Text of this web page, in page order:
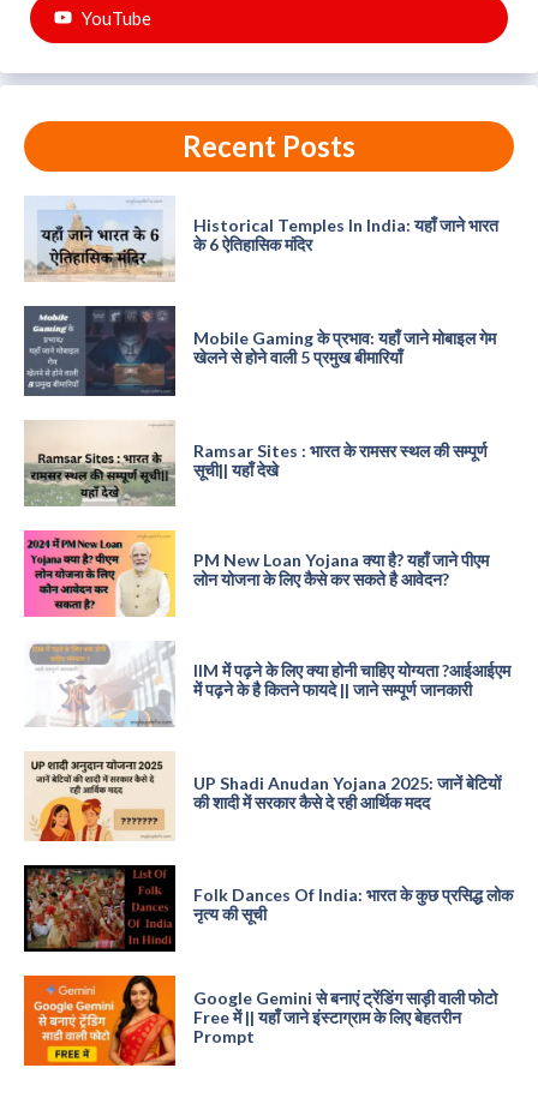
YouTube
Recent Posts
Historical Temples In India: यहाँ जाने भारत
के 6 ऐतिहासिक मंदिर
Mobile Gaming के प्रभाव: यहाँ जाने मोबाइल गेम
खेलने से होने वाली 5 प्रमुख बीमारियाँ
Ramsar Sites : भारत के रामसर स्थल की सम्पूर्ण
सूची|| यहाँ देखे
PM New Loan Yojana क्या है? यहाँ जाने पीएम
लोन योजना के लिए कैसे कर सकते है आवेदन?
IIM में पढ़ने के लिए क्या होनी चाहिए योग्यता ?आईआईएम
में पढ़ने के है कितने फायदे || जाने सम्पूर्ण जानकारी
UP Shadi Anudan Yojana 2025: जानें बेटियों
की शादी में सरकार कैसे दे रही आर्थिक मदद
Folk Dances Of India: भारत के कुछ प्रसिद्ध लोक
नृत्य की सूची
Google Gemini से बनाएं ट्रेंडिंग साड़ी वाली फोटो
Free में || यहाँ जाने इंस्टाग्राम के लिए बेहतरीन
Prompt